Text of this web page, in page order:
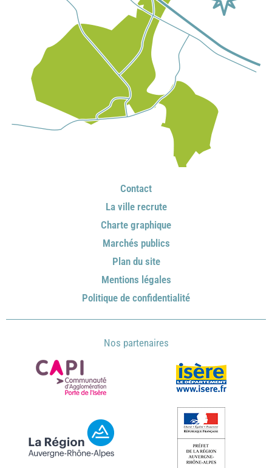
Contact
La ville recrute
Charte graphique
Marchés publics
Plan du site
Mentions légales
Politique de confidentialité
Nos partenaires